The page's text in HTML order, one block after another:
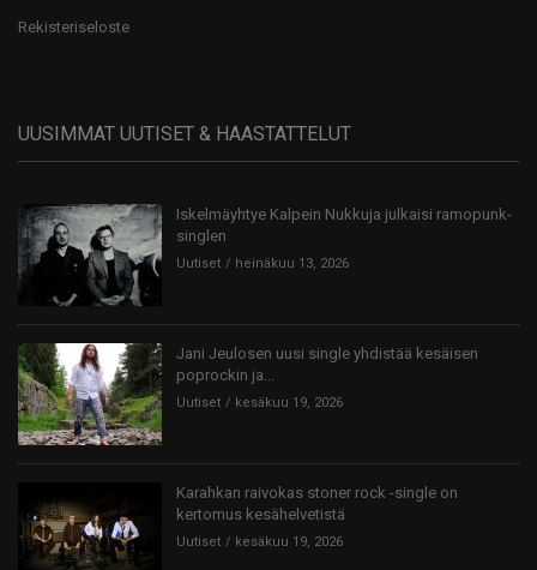
Rekisteriseloste
UUSIMMAT UUTISET & HAASTATTELUT
Iskelmäyhtye Kalpein Nukkuja julkaisi ramopunk-
singlen
Uutiset heinäkuu 13, 2026
Jani Jeulosen uusi single yhdistää kesäisen
poprockin ja...
Uutiset kesäkuu 19, 2026
Karahkan raivokas stoner rock -single on
kertomus kesähelvetistä
Uutiset kesäkuu 19, 2026